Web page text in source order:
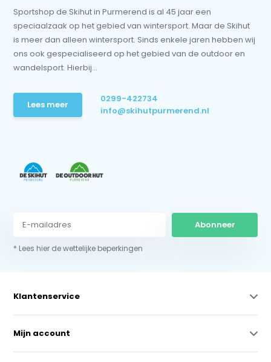
Sportshop de Skihut in Purmerend is al 45 jaar een
speciaalzaak op het gebied van wintersport. Maar de Skihut
is meer dan alleen wintersport. Sinds enkele jaren hebben wij
ons ook gespecialiseerd op het gebied van de outdoor en
wandelsport. Hierbij...
Lees meer
0299-422734
info@skihutpurmerend.nl
Abonneer
* Lees hier de wettelijke beperkingen
Klantenservice
Mijn account